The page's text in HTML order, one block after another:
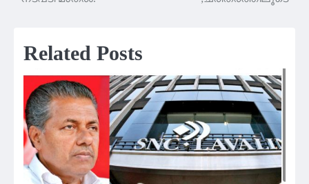
Related Posts